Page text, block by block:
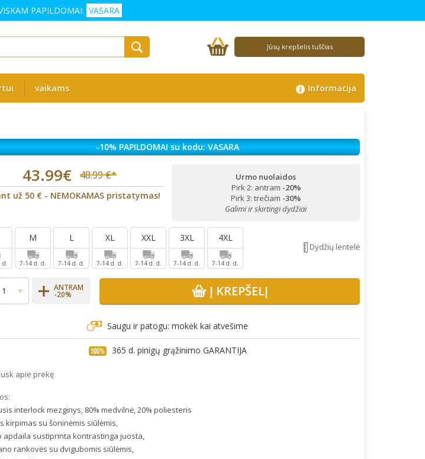
PAPILDOMAI: VASARA
Jūsų krepšelis tuščias
vaikams Informacija
-10% PAPILDOMAI su kodu: VASARA
43.99€ 48.99 €*
už 50 € - NEMOKAMAS pristatymas!
Urmo nuolaidos
Pirk 2: antram -20%
Pirk 3: trečiam -30%
Galimi ir skirtingi dydžiai
Dydžių lentelė
d.
M
7-14 d. d.
L
7-14 d. d.
XL
7-14 d. d.
XXL
7-14 d. d.
3XL
7-14 d. d.
4XL
7-14 d. d.
ANTRAM
-20% Į KREPŠELĮ
Saugu ir patogu: mokėk kai atvešime
365 d. pinigų grąžinimo GARANTIJA
apie prekę
interlock mezginys, 80% medvilnė, 20% poliesteris
kirpimas su šoninėmis siūlėmis,
apdaila sustiprinta kontrastinga juosta,
rankovės su dvigubomis siūlėmis,